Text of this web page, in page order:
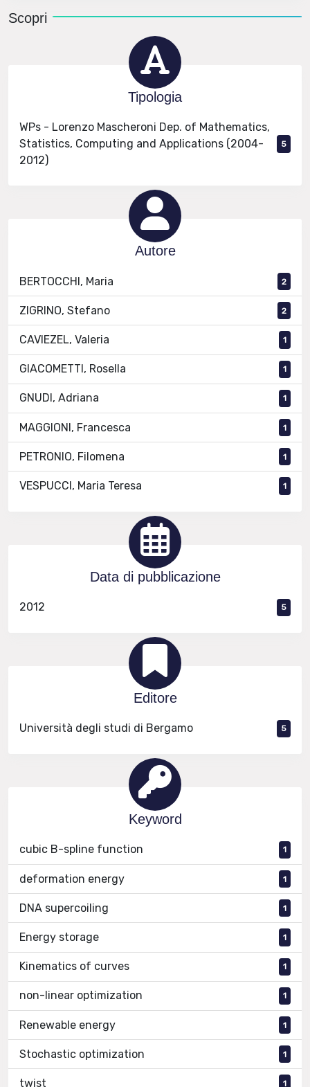
Scopri
Tipologia
WPs - Lorenzo Mascheroni Dep. of Mathematics,
Statistics, Computing and Applications (2004-
2012)
5
Autore
BERTOCCHI, Maria 2
ZIGRINO, Stefano 2
CAVIEZEL, Valeria 1
GIACOMETTI, Rosella 1
GNUDI, Adriana 1
MAGGIONI, Francesca 1
PETRONIO, Filomena 1
VESPUCCI, Maria Teresa 1
Data di pubblicazione
2012 5
Editore
Università degli studi di Bergamo 5
Keyword
cubic B-spline function 1
deformation energy 1
DNA supercoiling 1
Energy storage 1
Kinematics of curves 1
non-linear optimization 1
Renewable energy 1
Stochastic optimization 1
twist 1